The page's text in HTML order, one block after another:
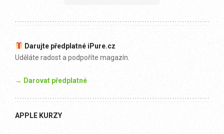
Darujte předplatné iPure.cz
Uděláte radost a podpoříte magazín.
→ Darovat předplatné
APPLE KURZY